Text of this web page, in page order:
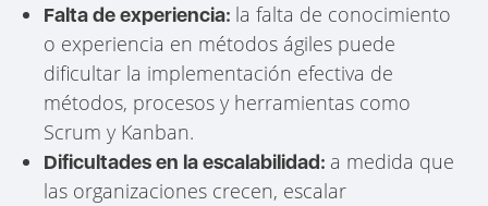
Falta de experiencia: la falta de conocimiento
o experiencia en métodos ágiles puede
dificultar la implementación efectiva de
métodos, procesos y herramientas como
Scrum y Kanban.
Dificultades en la escalabilidad: a medida que
las organizaciones crecen, escalar